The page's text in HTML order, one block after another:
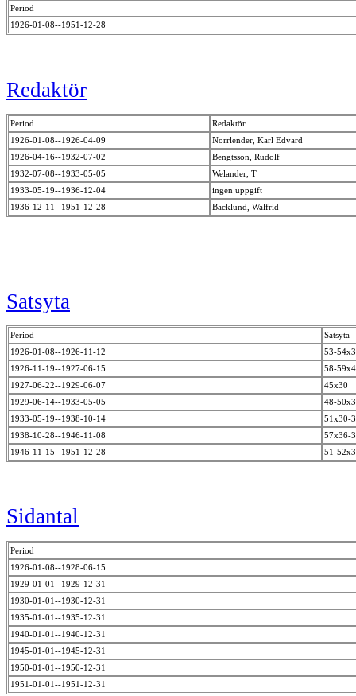
Period
1926-01-08--1951-12-28
Redaktör
Period
Redaktör
1926-01-08--1926-04-09
Norrlender, Karl Edvard
1926-04-16--1932-07-02
Bengtsson, Rudolf
1932-07-08--1933-05-05
Welander, T
1933-05-19--1936-12-04
ingen uppgift
1936-12-11--1951-12-28
Backlund, Walfrid
Satsyta
Period
Satsyta
1926-01-08--1926-11-12
53-
1926-11-19--1927-06-15
58-
1927-06-22--1929-06-07
45x30
1929-06-14--1933-05-05
48-
1933-05-19--1938-10-14
51x30-
1938-10-28--1946-11-08
57x36-
1946-11-15--1951-12-28
51-
Sidantal
Period
1926-01-08--1928-06-15
1929-01-01--1929-12-31
1930-01-01--1930-12-31
1935-01-01--1935-12-31
1940-01-01--1940-12-31
1945-01-01--1945-12-31
1950-01-01--1950-12-31
1951-01-01--1951-12-31